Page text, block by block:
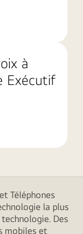
à
Exécutif
Téléphones
la plus
technologie. Des
mobiles et